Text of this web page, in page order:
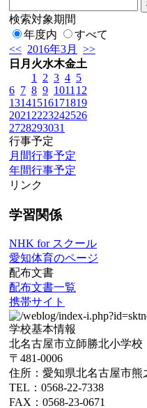
検索対象期間
年度内
すべて
<< 2016年3月
>>
日 月 火水木金土
1
2 3 4 5
6 7 8 9 1011 12
13141516171819
2021 2223242526
2728293031
行事予定
月間行事予定
年間行事予定
リンク
学習関係
NHK for スクール
愛知体育のページ
配布文書
配布文書一覧
携帯サイト
学校基本情報
北名古屋市立師勝北小学校
〒481-0006
住所：愛知県北名古屋市熊
TEL：0568-22-7338
FAX：0568-23-0671